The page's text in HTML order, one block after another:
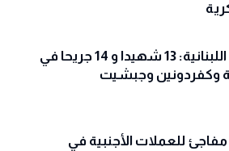
الصحة اللبنانية: 13 شهيدا و 14 جريحا في
وكفردونين وجبشيت
للعملات الأجنبية في